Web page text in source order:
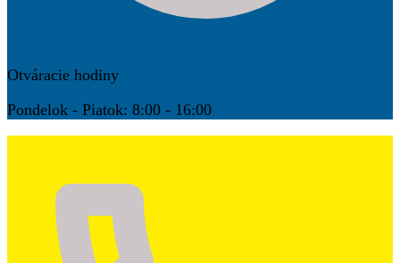
Otváracie hodiny
Pondelok - Piatok: 8:00 - 16:00